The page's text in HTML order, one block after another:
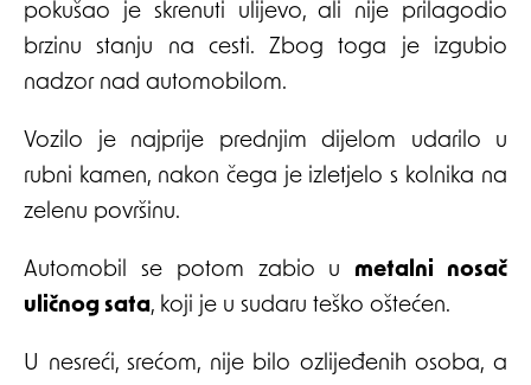
pokušao je skrenuti ulijevo, ali nije prilagodio
brzinu stanju na cesti. Zbog toga je izgubio
nadzor nad automobilom.
Vozilo je najprije prednjim dijelom udarilo u
rubni kamen, nakon čega je izletjelo s kolnika na
zelenu površinu.
Automobil se potom zabio u metalni nosač
uličnog sata, koji je u sudaru teško oštećen.
U nesreći, srećom, nije bilo ozlijeđenih osoba, a